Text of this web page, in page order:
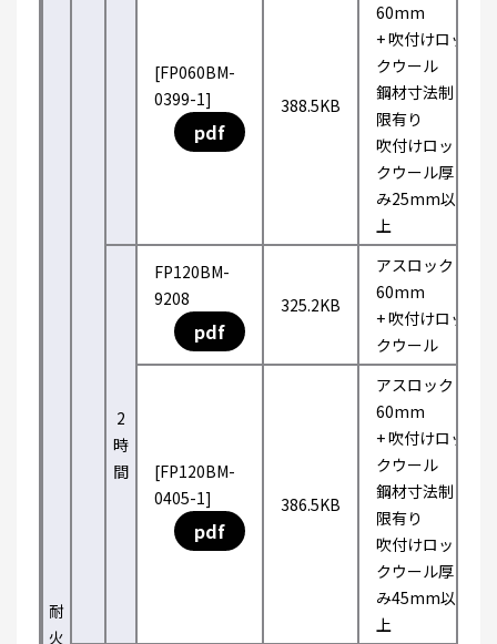
耐
火
[FP060BM-
0399-1]
pdf
388.5KB
60mm
+ 吹付けロッ
クウール
鋼材寸法制
限有り
吹付けロッ
クウール厚
み25mm以
上
2
時
間
FP120BM-
9208
pdf
325.2KB
アスロック
60mm
+ 吹付けロッ
クウール
[FP120BM-
0405-1]
pdf
386.5KB
アスロック
60mm
+ 吹付けロッ
クウール
鋼材寸法制
限有り
吹付けロッ
クウール厚
み45mm以
上